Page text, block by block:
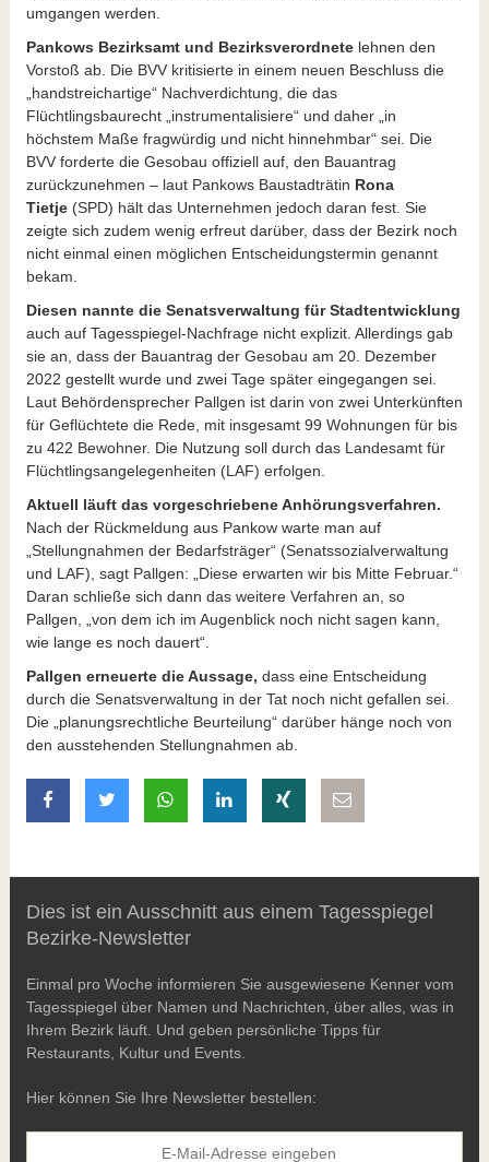
umgangen werden.
Pankows Bezirksamt und Bezirksverordnetelehnen den
Vorstoß ab. Die BVV kritisierte in einem neuen Beschluss die
„handstreichartige“ Nachverdichtung, die das
Flüchtlingsbaurecht „instrumentalisiere“ und daher „in
höchstem Maße fragwürdig und nicht hinnehmbar“ sei. Die
BVV forderte die Gesobau offiziell auf, den Bauantrag
zurückzunehmen – laut Pankows Baustadträtin Rona
Tietje(SPD) hält das Unternehmen jedoch daran fest. Sie
zeigte sich zudem wenig erfreut darüber, dass der Bezirk noch
nicht einmal einen möglichen Entscheidungstermin genannt
bekam.
Diesen nannte die Senatsverwaltung für Stadtentwicklung
auch auf Tagesspiegel-Nachfrage nicht explizit. Allerdings gab
sie an, dass der Bauantrag der Gesobau am 20. Dezember
2022 gestellt wurde und zwei Tage später eingegangen sei.
Laut Behördensprecher Pallgen ist darin von zwei Unterkünften
für Geflüchtete die Rede, mit insgesamt 99 Wohnungen für bis
zu 422 Bewohner. Die Nutzung soll durch das Landesamt für
Flüchtlingsangelegenheiten (LAF) erfolgen.
Aktuell läuft das vorgeschriebene Anhörungsverfahren.
Nach der Rückmeldung aus Pankow warte man auf
„Stellungnahmen der Bedarfsträger“ (Senatssozialverwaltung
und LAF), sagt Pallgen: „Diese erwarten wir bis Mitte Februar.“
Daran schließe sich dann das weitere Verfahren an, so
Pallgen, „von dem ich im Augenblick noch nicht sagen kann,
wie lange es noch dauert“.
Pallgen erneuerte die Aussage, dass eine Entscheidung
durch die Senatsverwaltung in der Tat noch nicht gefallen sei.
Die „planungsrechtliche Beurteilung“ darüber hänge noch von
den ausstehenden Stellungnahmen ab.
auf Facebook teilen
auf Twitter teilenmit Whatsapp teilen
auf LinkedIn teilen
auf Xing teilen
Dies ist ein Ausschnitt aus einem Tagesspiegel
Bezirke-Newsletter
Einmal pro Woche informieren Sie ausgewiesene Kenner vom
Tagesspiegel über Namen und Nachrichten, über alles, was in
Ihrem Bezirk läuft. Und geben persönliche Tipps für
Restaurants, Kultur und Events.
Hier können Sie Ihre Newsletter bestellen: